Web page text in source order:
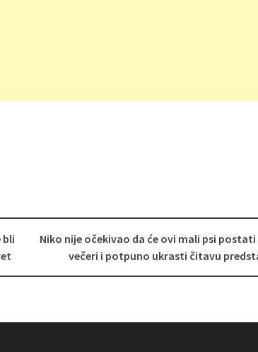
bli
Niko nije očekivao da će ovi mali psi postati
večeri i potpuno ukrasti čitavu